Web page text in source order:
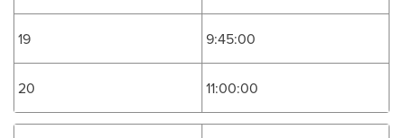
19 9:45:00
20 11:00:00